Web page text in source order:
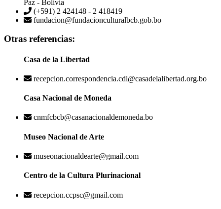
Paz - Bolivia
(+591) 2 424148 - 2 418419
fundacion@fundacionculturalbcb.gob.bo
Otras referencias:
Casa de la Libertad
recepcion.correspondencia.cdl@casadelalibertad.org.bo
Casa Nacional de Moneda
cnmfcbcb@casanacionaldemoneda.bo
Museo Nacional de Arte
museonacionaldearte@gmail.com
Centro de la Cultura Plurinacional
recepcion.ccpsc@gmail.com